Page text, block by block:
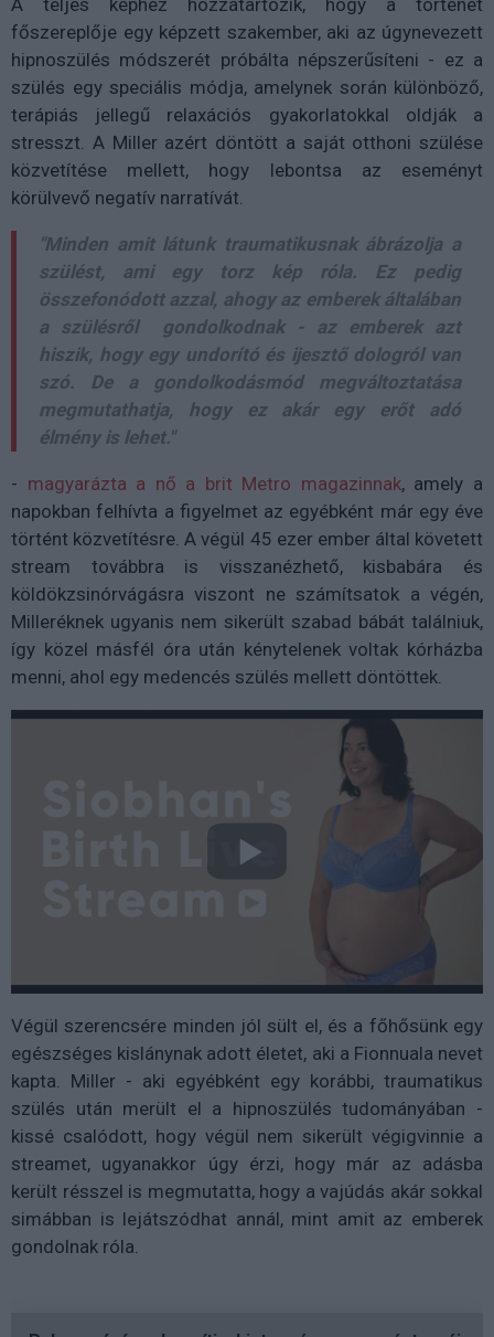
A teljes képhez hozzátartozik, hogy a történet
főszereplője egy képzett szakember, aki az úgynevezett
hipnoszülés módszerét próbálta népszerűsíteni - ez a
szülés egy speciális módja, amelynek során különböző,
terápiás jellegű relaxációs gyakorlatokkal oldják a
stresszt. A Miller azért döntött a saját otthoni szülése
közvetítése mellett, hogy lebontsa az eseményt
körülvevő negatív narratívát.
"Minden amit látunk traumatikusnak ábrázolja a
szülést, ami egy torz kép róla. Ez pedig
összefonódott azzal, ahogy az emberek általában
a szülésről gondolkodnak - az emberek azt
hiszik, hogy egy undorító és ijesztő dologról van
szó. De a gondolkodásmód megváltoztatása
megmutathatja, hogy ez akár egy erőt adó
élmény is lehet."
- magyarázta a nő a brit Metro magazinnak, amely a
napokban felhívta a figyelmet az egyébként már egy éve
történt közvetítésre. A végül 45 ezer ember által követett
stream továbbra is visszanézhető, kisbabára és
köldökzsinórvágásra viszont ne számítsatok a végén,
Milleréknek ugyanis nem sikerült szabad bábát találniuk,
így közel másfél óra után kénytelenek voltak kórházba
menni, ahol egy medencés szülés mellett döntöttek.
Végül szerencsére minden jól sült el, és a főhősünk egy
egészséges kislánynak adott életet, aki a Fionnuala nevet
kapta. Miller - aki egyébként egy korábbi, traumatikus
szülés után merült el a hipnoszülés tudományában -
kissé csalódott, hogy végül nem sikerült végigvinnie a
streamet, ugyanakkor úgy érzi, hogy már az adásba
került résszel is megmutatta, hogy a vajúdás akár sokkal
simábban is lejátszódhat annál, mint amit az emberek
gondolnak róla.